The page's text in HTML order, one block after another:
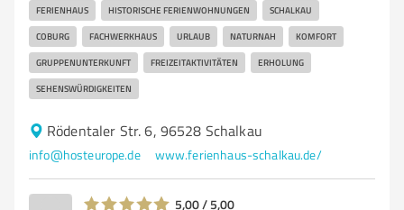
FERIENHAUS HISTORISCHE FERIENWOHNUNGEN SCHALKAU
COBURG FACHWERKHAUS URLAUB NATURNAH KOMFORT
GRUPPENUNTERKUNFT FREIZEITAKTIVITÄTEN ERHOLUNG
SEHENSWÜRDIGKEITEN
Rödentaler Str. 6, 96528 Schalkau
info@hosteurope.de www.ferienhaus-schalkau.de/
5,00 / 5,00